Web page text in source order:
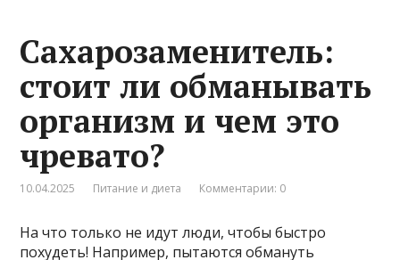
Сахарозаменитель:
стоит ли обманывать
организм и чем это
чревато?
10.04.2025 Питание и диета Комментарии: 0
На что только не идут люди, чтобы быстро
похудеть! Например, пытаются обмануть